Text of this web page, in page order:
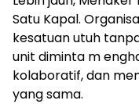
Satu Kapal.
kesatuan utuh
unit diminta m
kolaboratif, dan
yang sama.